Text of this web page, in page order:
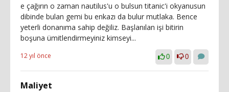
e çağırın o zaman nautilus'u o bulsun titanic'i okyanusun
dibinde bulan gemi bu enkazı da bulur mutlaka. Bence
yeterli donanıma sahip değiliz. Başlanılan işi bitirin
boşuna ümitlendirmeyiniz kimseyi...
12 yıl önce 0 0
Maliyet